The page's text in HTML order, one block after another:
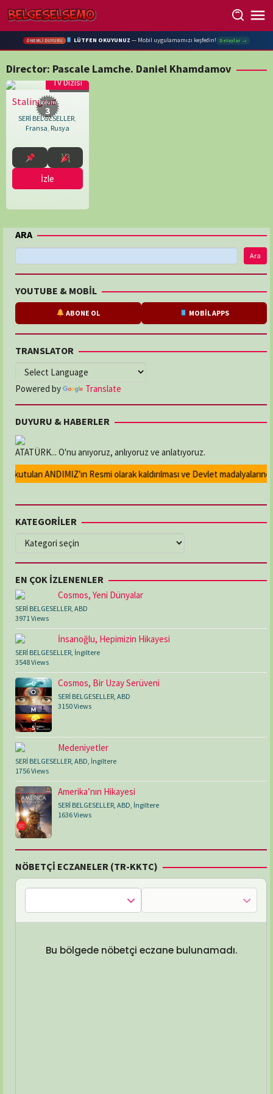
Skip
to
content
ÖNEMLİ DUYURU LÜTFEN OKUYUNUZ — Mobil uygulamamızı keşfedin! Detaylar →
Director: Pascale Lamche. Daniel Khamdamov
50 min
Bölüm:
3
TV Dizisi
Stalingrad
SERİ BELGESELLER,
Fransa, Rusya
01.01.2014
Pascale
Lamche.
Daniel
İzle
ARA
Ara
YOUTUBE & MOBİL
ABONE OL MOBİL APPS
TRANSLATOR
Powered by Translate
DUYURU & HABERLER
ATATÜRK... O'nu anıyoruz, anlıyoruz ve anlatıyoruz.
okutulan ANDIMIZ'ın Resmi olarak kaldırılması ve Devlet
KATEGORİLER
KATEGORİLER
EN ÇOK İZLENENLER
Cosmos, Yeni Dünyalar
SERİ BELGESELLER, ABD
3971 Views
İnsanoğlu, Hepimizin Hikayesi
SERİ BELGESELLER, İngiltere
3548 Views
Cosmos, Bir Uzay Serüveni
SERİ BELGESELLER, ABD
3150 Views
Medeniyetler
SERİ BELGESELLER ABD İngiltere
1756 Views
Amerika’nın Hikayesi
SERİ BELGESELLER ABD İngiltere
1636 Views
NÖBETÇİ ECZANELER (TR-KKTC)
Bu bölgede nöbetçi eczane bulunamadı.